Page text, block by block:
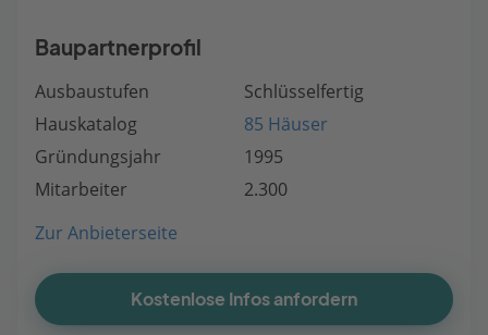
Baupartnerprofil
Ausbaustufen
Schlüsselfertig
Hauskatalog
85 Häuser
Gründungsjahr
1995
Mitarbeiter
2.300
Zur Anbieterseite
Kostenlose Infos anfordern